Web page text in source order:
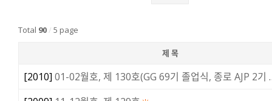
Total 90 / 5 page
제 목
[2010] 01-02월호, 제 130호(GG 69기 졸업식, 종로 AJP 2기